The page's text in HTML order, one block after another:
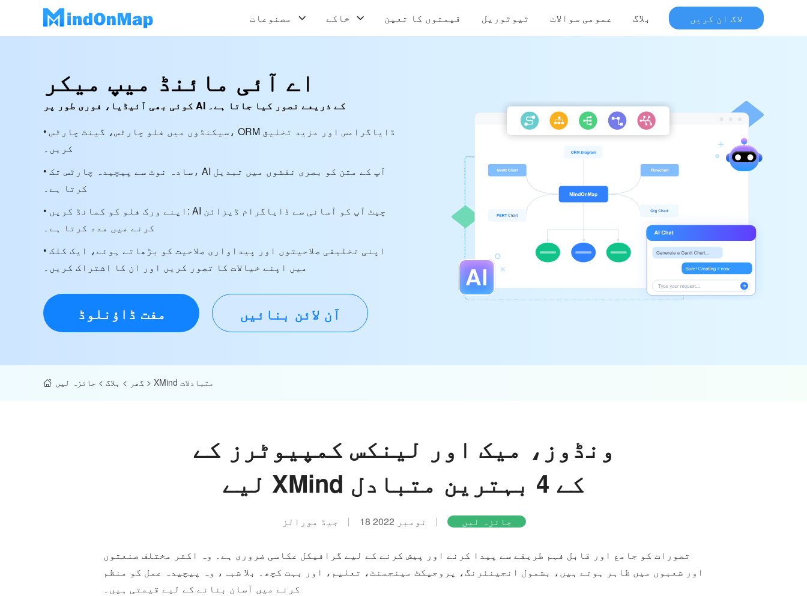
مصنوعات خاکے قیمتوں کا تعین ٹیوٹوریل عمومی سوالات بلاگ لاگ ان کریں
اے آئی مائنڈ میپ میکر
کوئی بھی آئیڈیا، فوری طور پر AI کے ذریعے تصور کیا جاتا ہے۔
• سیکنڈوں میں فلو چارٹس، گینٹ چارٹس، ORM ڈایاگرامس اور مزید تخلیق
کریں۔
• سادہ نوٹ سے پیچیدہ چارٹس تک، AI آپ کے متن کو بصری نقشوں میں تبدیل
کرتا ہے۔
• اپنے ورک فلو کو کمانڈ کریں: AI چیٹ آپ کو آسانی سے ڈایاگرام ڈیزائن
کرنے میں مدد کرتا ہے۔
• اپنی تخلیقی صلاحیتوں اور پیداواری صلاحیت کو بڑھاتے ہوئے، ایک کلک
میں اپنے خیالات کا تصور کریں اور ان کا اشتراک کریں۔
مفت ڈاؤنلوڈ آن لائن بنائیں
گھر > بلاگ > جائزہ لیں > XMind متبادلات
ونڈوز، میک اور لینکس کمپیوٹرز کے
لیے XMind کے 4 بہترین متبادل
جیڈ مورالز 18 نومبر 2022 جائزہ لیں
تصورات کو جامع اور قابل فہم طریقے سے پیدا کرنے اور پیش کرنے کے لیے گرافیکل عکاسی ضروری ہے۔ وہ اکثر مختلف صنعتوں
اور شعبوں میں ظاہر ہوتے ہیں، بشمول انجینئرنگ، پروجیکٹ مینجمنٹ، تعلیم، اور بہت کچھ۔ بلا شبہ، وہ پیچیدہ عمل کو منظم
کرنے میں آسان بنانے کے لیے قیمتی ہیں۔